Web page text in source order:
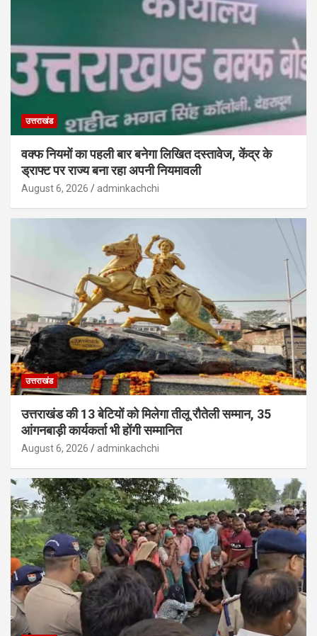
उत्तराखंड
वक्फ नियमों का पहली बार बनेगा लिखित दस्तावेज, केंद्र के
ड्राफ्ट पर राज्य बना रहा अपनी नियमावली
August 6, 2026 adminkachchi
उत्तराखंड
उत्तराखंड की 13 बेटियों को मिलेगा तीलू रौतेली सम्मान, 35
आंगनबाड़ी कार्यकर्ता भी होंगी सम्मानित
August 6, 2026 adminkachchi